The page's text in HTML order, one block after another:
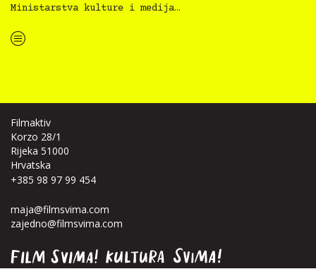
Ministarstva kulture i medija…
“Koke svima — inkluzivna Film svima x Kino Mediteran projekcija u Ljetnom kinu Bačvice”
Filmaktiv
Korzo 28/1
Rijeka 51000
Hrvatska
+385 98 97 99 454
maja@filmsvima.com
zajedno@filmsvima.com